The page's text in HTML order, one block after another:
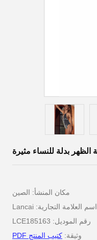
مكان المنشأ: الصين
اسم العلامة التجارية: Lancai
رقم الموديل: LCE185163
وثيقة: كتيب المنتج PDF